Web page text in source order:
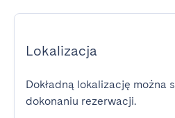
Lokalizacja
Dokładną lokalizację można
dokonaniu rezerwacji.